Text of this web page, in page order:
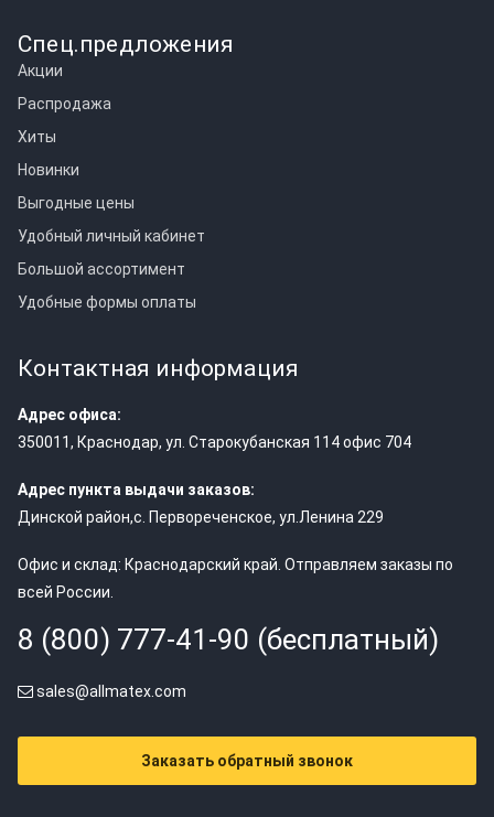
Спец.предложения
Акции
Распродажа
Хиты
Новинки
Выгодные цены
Удобный личный кабинет
Большой ассортимент
Удобные формы оплаты
Контактная информация
Адрес офиса:
350011, Краснодар, ул. Старокубанская 114 офис 704
Адрес пункта выдачи заказов:
Динской район,с. Первореченское, ул.Ленина 229
Офис и склад: Краснодарский край. Отправляем заказы по
всей России.
8 (800) 777-41-90 (бесплатный)
sales@allmatex.com
Заказать обратный звонок